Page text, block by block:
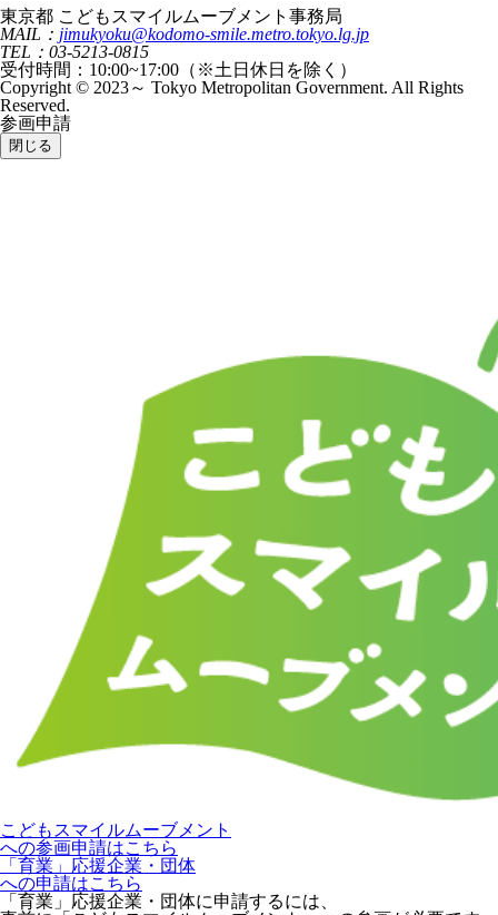
東京都 こどもスマイルムーブメント事務局
MAIL： jimukyoku@kodomo-smile.metro.tokyo.lg.jp
TEL：03-5213-0815
受付時間：10:00~17:00（※土日休日を除く）
Copyright © 2023～ Tokyo Metropolitan Government. All Rights
Reserved.
参画申請
閉じる
こどもスマイルムーブメント
への参画申請はこちら
「育業」応援企業・団体
への申請はこちら
「育業」応援企業・団体に申請するには、